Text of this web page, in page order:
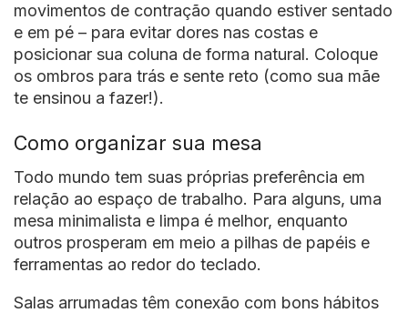
movimentos de contração quando estiver sentado
e em pé – para evitar dores nas costas e
posicionar sua coluna de forma natural. Coloque
os ombros para trás e sente reto (como sua mãe
te ensinou a fazer!).
Como organizar sua mesa
Todo mundo tem suas próprias preferência em
relação ao espaço de trabalho. Para alguns, uma
mesa minimalista e limpa é melhor, enquanto
outros prosperam em meio a pilhas de papéis e
ferramentas ao redor do teclado.
Salas arrumadas têm conexão com bons hábitos